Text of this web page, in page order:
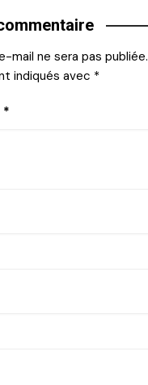
mail ne sera pas publiée.
indiqués avec *
*